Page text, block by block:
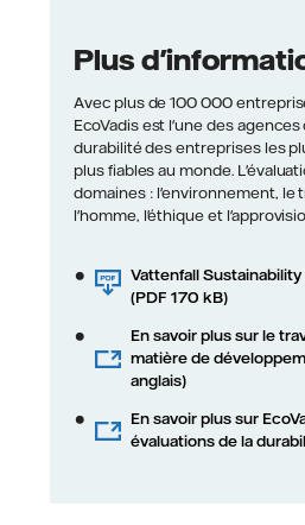
Plus
Avec plus de 100 000
EcoVadis est l'une des
durabilité des entreprises les
plus fiables au monde.
domaines : l'environnement, le
l'homme, l'éthique et
Vattenfall
(PDF 170 kB)
En savoir plus sur le
matière de
anglais)
En savoir plus sur
évaluations de la